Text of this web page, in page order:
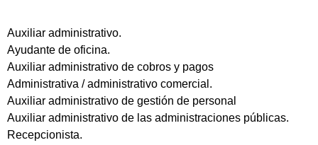
Auxiliar administrativo.
Ayudante de oficina.
Auxiliar administrativo de cobros y pagos
Administrativa / administrativo comercial.
Auxiliar administrativo de gestión de personal
Auxiliar administrativo de las administraciones públicas.
Recepcionista.